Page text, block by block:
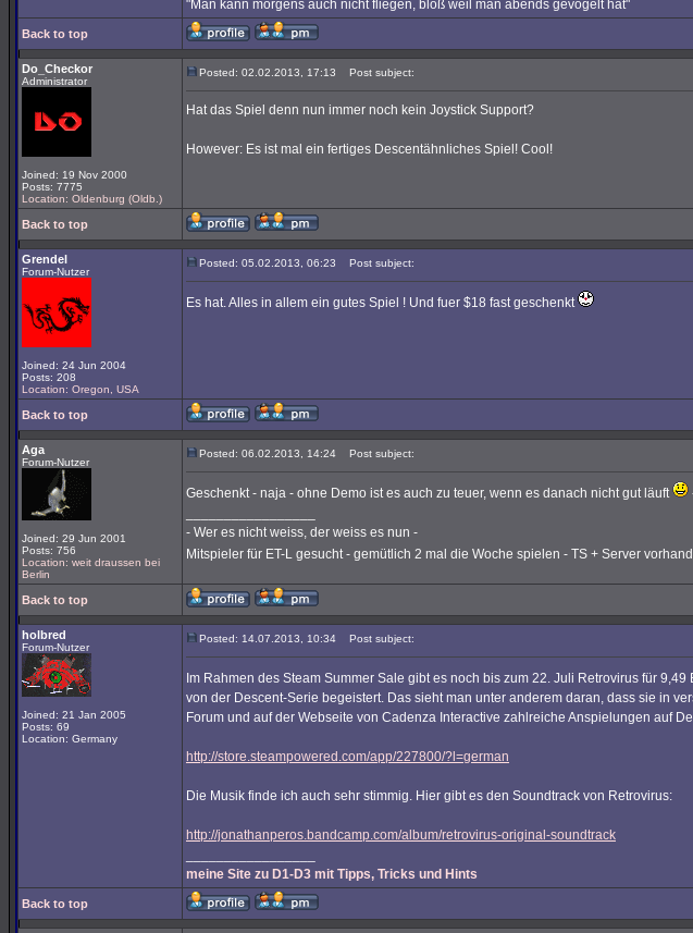
"Man kann morgens auch nicht fliegen, bloß weil man abends gevögelt hat"
Back to top
Do_Checkor
Administrator
Joined: 19 Nov 2000
Posts: 7775
Location: Oldenburg (Oldb.)
Posted: 02.02.2013, 17:13 Post subject:
Hat das Spiel denn nun immer noch kein Joystick Support?
However: Es ist mal ein fertiges Descentähnliches Spiel! Cool!
Back to top
Grendel
Forum-Nutzer
Joined: 24 Jun 2004
Posts: 208
Location: Oregon, USA
Posted: 05.02.2013, 06:23 Post subject:
Es hat. Alles in allem ein gutes Spiel ! Und fuer $18 fast geschenkt
Back to top
Aga
Forum-Nutzer
Joined: 29 Jun 2001
Posts: 756
Location: weit draussen bei
Berlin
Posted: 06.02.2013, 14:24 Post subject:
Geschenkt - naja - ohne Demo ist es auch zu teuer, wenn es danach nicht gut läuft
- Wer es nicht weiss, der weiss es nun -
Mitspieler für ET-L gesucht - gemütlich 2 mal die Woche spielen - TS + Server
Back to top
holbred
Forum-Nutzer
Joined: 21 Jan 2005
Posts: 69
Location: Germany
Posted: 14.07.2013, 10:34 Post subject:
Im Rahmen des Steam Summer Sale gibt es noch bis zum 22. Juli Retrovirus für
von der Descent-Serie begeistert. Das sieht man unter anderem daran, dass sie in
Forum und auf der Webseite von Cadenza Interactive zahlreiche Anspielungen auf
http://store.steampowered.com/app/227800/?l=german
Die Musik finde ich auch sehr stimmig. Hier gibt es den Soundtrack von Retrovirus:
http://jonathanperos.bandcamp.com/album/retrovirus-original-soundtrack
meine Site zu D1-D3 mit Tipps, Tricks und Hints
Back to top